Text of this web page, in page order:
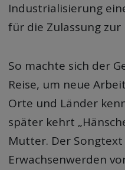
Industrialisierung
für die Zulassung
So machte sich der
Reise, um neue
Orte und Länder
später kehrt
Mutter. Der
Erwachsenwerden